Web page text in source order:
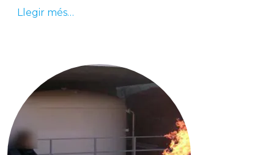
Llegir més…